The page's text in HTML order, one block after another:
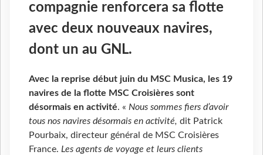
compagnie renforcera sa flotte
avec deux nouveaux navires,
dont un au GNL.
Avec la reprise début juin du MSC Musica, les 19
navires de la flotte MSC Croisières sont
désormais en activité. « Nous sommes fiers d’avoir
tous nos navires désormais en activité, dit Patrick
Pourbaix, directeur général de MSC Croisières
France. Les agents de voyage et leurs clients